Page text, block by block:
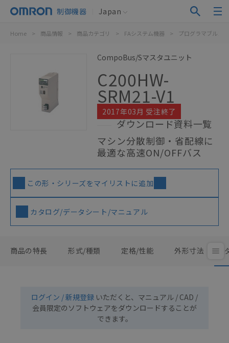
制御機器 Japan
Home > 商品情報 > 商品カテゴリ > FAシステム機器 > プログラマブルコ
CompoBus/Sマスタユニット
C200HW-
SRM21-V1
2017年03月 受注終了
ダウンロード資料一覧
マシン分散制御・省配線に
最適な高速ON/OFFバス
この形・シリーズをマイリストに追加
カタログ/データシート/マニュアル
商品の特長 形式/種類 定格/性能 外形寸法
ログイン / 新規登録 いただくと、マニュアル / CAD /
会員限定のソフトウェアをダウンロードすることが
できます。